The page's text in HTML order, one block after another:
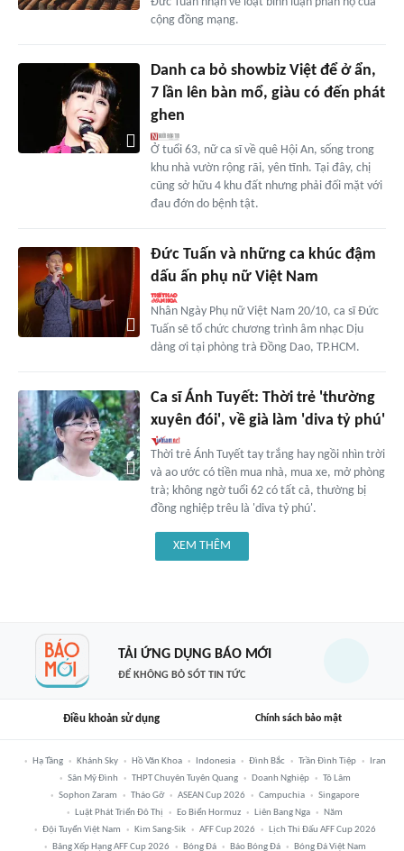
cộng đồng mạng.
Danh ca bỏ showbiz Việt để ở ẩn,
7 lần lên bàn mổ, giàu có đến phát
ghen
Ở tuổi 63, nữ ca sĩ về quê Hội An, sống trong
khu nhà vườn rộng rãi, yên tĩnh. Tại đây, chị
cũng sở hữu 4 khu đất nhưng phải đối mặt với
đau đớn do bệnh tật.
Đức Tuấn và những ca khúc đậm
dấu ấn phụ nữ Việt Nam
Nhân Ngày Phụ nữ Việt Nam 20/10, ca sĩ Đức
Tuấn sẽ tổ chức chương trình âm nhạc Dịu
dàng ơi tại phòng trà Đồng Dao, TP.HCM.
Ca sĩ Ánh Tuyết: Thời trẻ 'thường
xuyên đói', về già làm 'diva tỷ phú'
Thời trẻ Ánh Tuyết tay trắng hay ngồi nhìn trời
và ao ước có tiền mua nhà, mua xe, mở phòng
trà; không ngờ tuổi 62 có tất cả, thường bị
đồng nghiệp trêu là 'diva tỷ phú'.
XEM THÊM
TẢI ỨNG DỤNG BÁO MỚI
ĐỂ KHÔNG BỎ SÓT TIN TỨC
Điều khoản sử dụng Chính sách bảo mật
Hạ Tầng Khánh Sky Hồ Văn Khoa Indonesia Đình Bắc Trần Đình Tiệp
Iran
Sân Mỹ Đình
THPT Chuyên Tuyên Quang Doanh Nghiệp
Tô Lâm
Sophon Zaram
Tháo Gỡ ASEAN Cup 2026 Campuchia
Singapore
Luật Phát Triển Đô Thị
Eo Biển Hormuz Liên Bang Nga
Năm
Đội Tuyển Việt Nam
Kim Sang-Sik AFF Cup 2026
Lịch Thi Đấu AFF Cup 2026
Bảng Xếp Hạng AFF Cup 2026
Bóng Đá Báo Bóng Đá Bóng Đá Việt Nam